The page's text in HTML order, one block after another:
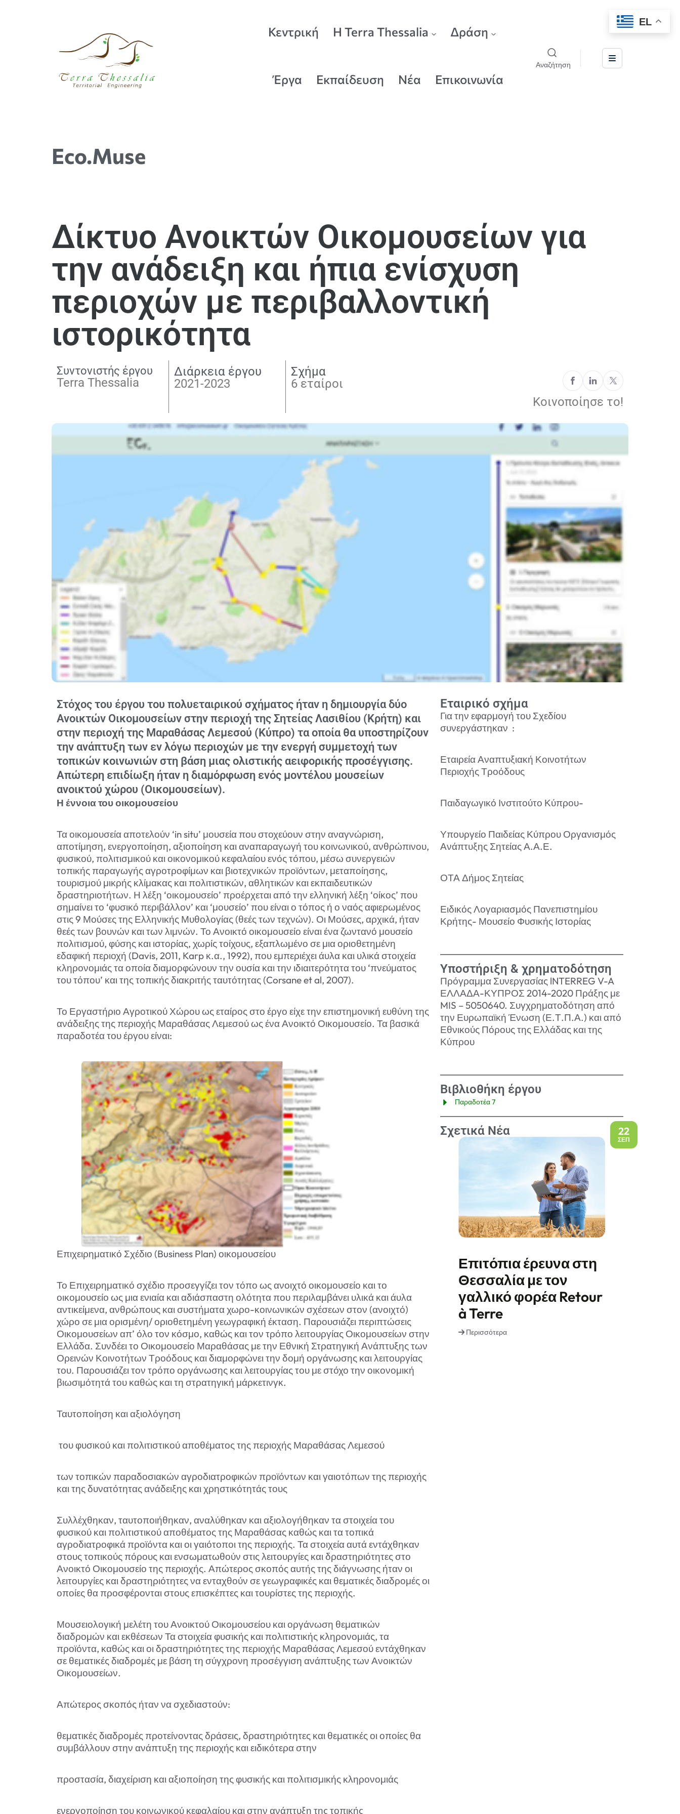
Κεντρική Η Terra Thessalia Δράση
Έργα Εκπαίδευση Νέα Επικοινωνία
Αναζήτηση
Eco.Muse
Δίκτυο Ανοικτών Οικομουσείων για
την ανάδειξη και ήπια ενίσχυση
περιοχών με περιβαλλοντική
ιστορικότητα
Συντονιστής έργου
Terra Thessalia
Διάρκεια έργου
2021-2023
Σχήμα
6 εταίροι
Κοινοποίησε το!
Στόχος του έργου του πολυεταιρικού σχήματος ήταν η δημιουργία δύο
Ανοικτών Οικομουσείων στην περιοχή της Σητείας Λασιθίου (Κρήτη) και
στην περιοχή της Μαραθάσας Λεμεσού (Κύπρο) τα οποία θα υποστηρίζουν
την ανάπτυξη των εν λόγω περιοχών με την ενεργή συμμετοχή των
τοπικών κοινωνιών στη βάση μιας ολιστικής αειφορικής προσέγγισης.
Απώτερη επιδίωξη ήταν η διαμόρφωση ενός μοντέλου μουσείων
ανοικτού χώρου (Οικομουσείων).
Η έννοια του οικομουσείου
Τα οικομουσεία αποτελούν ‘in situ’ μουσεία που στοχεύουν στην αναγνώριση,
αποτίμηση, ενεργοποίηση, αξιοποίηση και αναπαραγωγή του κοινωνικού, ανθρώπινου,
φυσικού, πολιτισμικού και οικονομικού κεφαλαίου ενός τόπου, μέσω συνεργειών
τοπικής παραγωγής αγροτροφίμων και βιοτεχνικών προϊόντων, μεταποίησης,
τουρισμού μικρής κλίμακας και πολιτιστικών, αθλητικών και εκπαιδευτικών
δραστηριοτήτων. Η λέξη ‘οικομουσείο’ προέρχεται από την ελληνική λέξη ‘οίκος’ που
σημαίνει το ‘φυσικό περιβάλλον’ και ‘μουσείο’ που είναι ο τόπος ή ο ναός αφιερωμένος
στις 9 Μούσες της Ελληνικής Μυθολογίας (θεές των τεχνών). Οι Μούσες, αρχικά, ήταν
θεές των βουνών και των λιμνών. Το Ανοικτό οικομουσείο είναι ένα ζωντανό μουσείο
πολιτισμού, φύσης και ιστορίας, χωρίς τοίχους, εξαπλωμένο σε μια οριοθετημένη
εδαφική περιοχή (Davis, 2011, Karp κ.α., 1992), που εμπεριέχει άυλα και υλικά στοιχεία
κληρονομιάς τα οποία διαμορφώνουν την ουσία και την ιδιαιτερότητα του ‘πνεύματος
του τόπου’ και της τοπικής διακριτής ταυτότητας (Corsane et al, 2007).
Το Εργαστήριο Αγροτικού Χώρου ως εταίρος στο έργο είχε την επιστημονική ευθύνη της
ανάδειξης της περιοχής Μαραθάσας Λεμεσού ως ένα Ανοικτό Οικομουσείο. Τα βασικά
παραδοτέα του έργου είναι:
Επιχειρηματικό Σχέδιο (Business Plan) οικομουσείου
Το Επιχειρηματικό σχέδιο προσεγγίζει τον τόπο ως ανοιχτό οικομουσείο και το
οικομουσείο ως μια ενιαία και αδιάσπαστη ολότητα που περιλαμβάνει υλικά και άυλα
αντικείμενα, ανθρώπους και συστήματα χωρο-κοινωνικών σχέσεων στον (ανοιχτό)
χώρο σε μια ορισμένη/ οριοθετημένη γεωγραφική έκταση. Παρουσιάζει περιπτώσεις
Οικομουσείων απ’ όλο τον κόσμο, καθώς και τον τρόπο λειτουργίας Οικομουσείων στην
Ελλάδα. Συνδέει το Οικομουσείο Μαραθάσας με την Εθνική Στρατηγική Ανάπτυξης των
Ορεινών Κοινοτήτων Τροόδους και διαμορφώνει την δομή οργάνωσης και λειτουργίας
του. Παρουσιάζει τον τρόπο οργάνωσης και λειτουργίας του με στόχο την οικονομική
βιωσιμότητά του καθώς και τη στρατηγική μάρκετινγκ.
Ταυτοποίηση και αξιολόγηση
του φυσικού και πολιτιστικού αποθέματος της περιοχής Μαραθάσας Λεμεσού
των τοπικών παραδοσιακών αγροδιατροφικών προϊόντων και γαιοτόπων της περιοχής
και της δυνατότητας ανάδειξης και χρηστικότητάς τους
Συλλέχθηκαν, ταυτοποιήθηκαν, αναλύθηκαν και αξιολογήθηκαν τα στοιχεία του
φυσικού και πολιτιστικού αποθέματος της Μαραθάσας καθώς και τα τοπικά
αγροδιατροφικά προϊόντα και οι γαιότοποι της περιοχής. Τα στοιχεία αυτά εντάχθηκαν
στους τοπικούς πόρους και ενσωματωθούν στις λειτουργίες και δραστηριότητες στο
Ανοικτό Οικομουσείο της περιοχής. Απώτερος σκοπός αυτής της διάγνωσης ήταν οι
λειτουργίες και δραστηριότητες να ενταχθούν σε γεωγραφικές και θεματικές διαδρομές οι
οποίες θα προσφέρονται στους επισκέπτες και τουρίστες της περιοχής.
Μουσειολογική μελέτη του Ανοικτού Οικομουσείου και οργάνωση θεματικών
διαδρομών και εκθέσεων Τα στοιχεία φυσικής και πολιτιστικής κληρονομιάς, τα
προϊόντα, καθώς και οι δραστηριότητες της περιοχής Μαραθάσας Λεμεσού εντάχθηκαν
σε θεματικές διαδρομές με βάση τη σύγχρονη προσέγγιση ανάπτυξης των Ανοικτών
Οικομουσείων.
Απώτερος σκοπός ήταν να σχεδιαστούν:
θεματικές διαδρομές προτείνοντας δράσεις, δραστηριότητες και θεματικές οι οποίες θα
συμβάλλουν στην ανάπτυξη της περιοχής και ειδικότερα στην
προστασία, διαχείριση και αξιοποίηση της φυσικής και πολιτισμικής κληρονομιάς
ενεργοποίηση του κοινωνικού κεφαλαίου και στην ανάπτυξη της τοπικής
Εταιρικό σχήμα
Για την εφαρμογή του Σχεδίου
συνεργάστηκαν :
Εταιρεία Αναπτυξιακή Κοινοτήτων
Περιοχής Τροόδους
Παιδαγωγικό Ινστιτούτο Κύπρου-
Υπουργείο Παιδείας Κύπρου Οργανισμός
Ανάπτυξης Σητείας Α.Α.Ε.
ΟΤΑ Δήμος Σητείας
Ειδικός Λογαριασμός Πανεπιστημίου
Κρήτης- Μουσείο Φυσικής Ιστορίας
Υποστήριξη & χρηματοδότηση
Πρόγραμμα Συνεργασίας lNTERREG V-A
ΕΛΛΑΔΑ-ΚΥΠΡΟΣ 2014-2020 Πράξης με
MIS – 5050640. Συγχρηματοδότηση από
την Ευρωπαϊκή Ένωση (Ε.Τ.Π.Α.) και από
Εθνικούς Πόρους της Ελλάδας και της
Κύπρου
Βιβλιοθήκη έργου
Παραδοτέα 7
Σχετικά Νέα 22
ΣΕΠ
Επιτόπια έρευνα στη
Θεσσαλία με τον
γαλλικό φορέα Retour
à Terre
Περισσότερα
EL